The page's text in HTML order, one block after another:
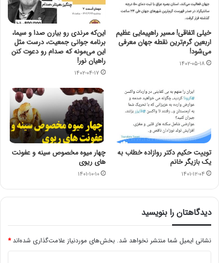
خیلی اتفاقی! مسیر راهپیمایی عظیم
اربعین گرم‌ترین نقطه جهان معرفی
می‌شود!
۱۴۰۲-۰۵-۱۸
این‌که مرندی رو بیارن صدا‌ و سیما،
برنامه جوانی جمعیت، درست مثل
این می‌مونه که صدام رو دعوت کنن
راهیان نور!
۱۴۰۲-۰۴-۱۷
توییت حکیم دکتر روازاده خطاب به
یک بازیگر خانم
۱۴۰۱-۱۲-۰۴
چهار میوه مخصوص سینه و عفونت
های ریوی
۱۴۰۱-۱۰-۱۰
دیدگاهتان را بنویسید
نشانی ایمیل شما منتشر نخواهد شد. بخش‌های موردنیاز علامت‌گذاری شده‌اند*